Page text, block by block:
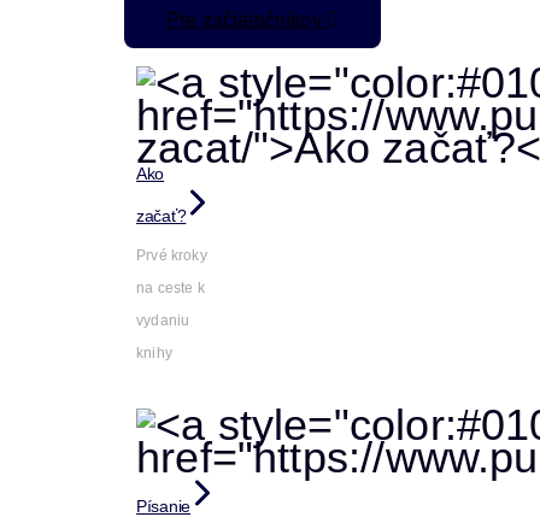
Pre začiatočníkov
Ako
začať?
Prvé kroky
na ceste k
vydaniu
knihy
Písanie